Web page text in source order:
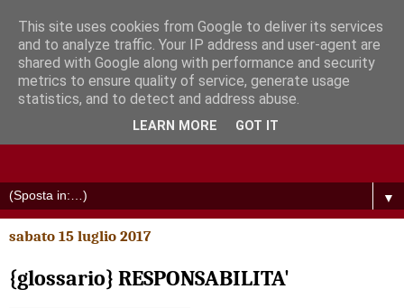
▼
sabato 15 luglio 2017
{glossario} RESPONSABILITA'
This site uses cookies from Google to deliver its services
and to analyze traffic. Your IP address and user-agent are
shared with Google along with performance and security
metrics to ensure quality of service, generate usage
statistics, and to detect and address abuse.
LEARN MORE GOT IT